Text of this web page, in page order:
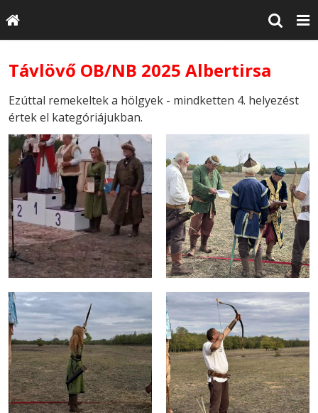
Távlövő OB/NB 2025 Albertirsa
Ezúttal remekeltek a hölgyek - mindketten 4. helyezést
értek el kategóriájukban.